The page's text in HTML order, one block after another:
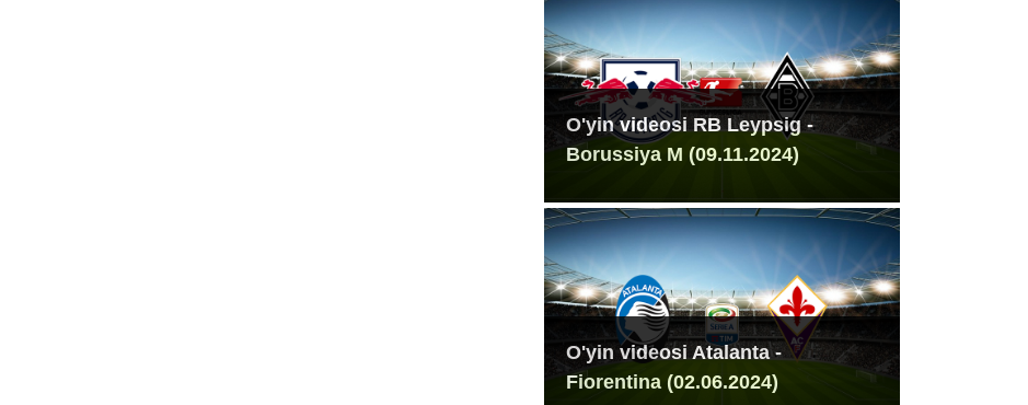
O'yin videosi RB Leypsig -
Borussiya M (09.11.2024)
O'yin videosi Atalanta -
Fiorentina (02.06.2024)